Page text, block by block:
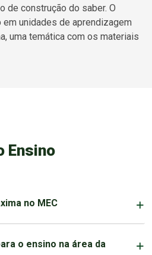
de construção do saber. O
unidades de aprendizagem
uma temática com os materiais
Ensino
no MEC
o ensino na área da